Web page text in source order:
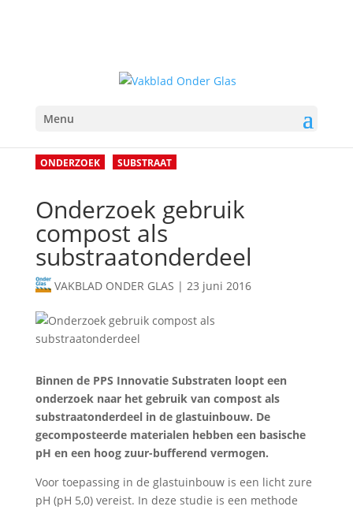
Menu
ONDERZOEK SUBSTRAAT
Onderzoek gebruik
compost als
substraatonderdeel
VAKBLAD ONDER GLAS | 23 juni 2016
Binnen de PPS Innovatie Substraten loopt een
onderzoek naar het gebruik van compost als
substraatonderdeel in de glastuinbouw. De
gecomposteerde materialen hebben een basische
pH en een hoog zuur-bufferend vermogen.
Voor toepassing in de glastuinbouw is een licht zure
pH (pH 5,0) vereist. In deze studie is een methode